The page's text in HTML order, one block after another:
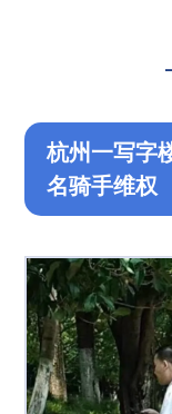
杭州一写字
名骑手维权